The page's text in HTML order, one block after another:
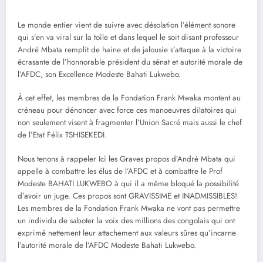
Le monde entier vient de suivre avec désolation l’élément sonore
qui s’en va viral sur la toîle et dans lequel le soit disant professeur
André Mbata remplit de haine et de jalousie s’attaque à la victoire
écrasante de l’honnorable président du sénat et autorité morale de
l’AFDC, son Excellence Modeste Bahati Lukwebo.
À cet effet, les membres de la Fondation Frank Mwaka montent au
créneau pour dénoncer avec force ces manoeuvres dilatoires qui
non seulement visent à fragmenter l’Union Sacré mais aussi le chef
de l’Etat Félix TSHISEKEDI.
Nous tenons à rappeler Ici les Graves propos d’André Mbata qui
appelle à combattre les élus de l’AFDC et à combattre le Prof
Modeste BAHATI LUKWEBO à qui il a même bloqué la possibilité
d’avoir un juge. Ces propos sont GRAVISSIME et INADMISSIBLES!
Les membres de la Fondation Frank Mwaka ne vont pas permettre
un individu de saboter la voix des millions des congolais qui ont
exprimé nettement leur attachement aux valeurs sûres qu’incarne
l’autorité morale de l’AFDC Modeste Bahati Lukwebo.